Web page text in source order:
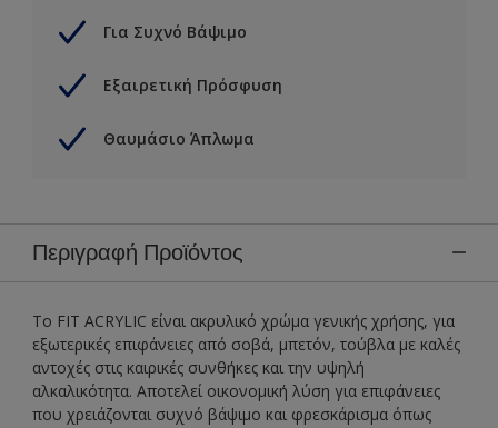
Για Συχνό Βάψιμο
Εξαιρετική Πρόσφυση
Θαυμάσιο Άπλωμα
Περιγραφή Προϊόντος
Το FIT ACRYLIC είναι ακρυλικό χρώμα γενικής χρήσης, για
εξωτερικές επιφάνειες από σοβά, μπετόν, τούβλα με καλές
αντοχές στις καιρικές συνθήκες και την υψηλή
αλκαλικότητα. Αποτελεί οικονομική λύση για επιφάνειες
που χρειάζονται συχνό βάψιμο και φρεσκάρισμα όπως